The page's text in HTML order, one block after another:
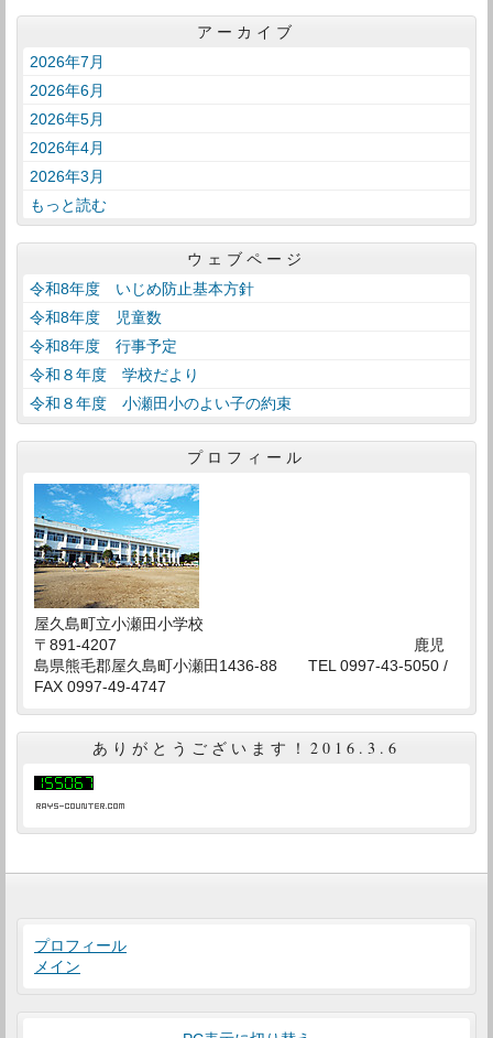
アーカイブ
2026年7月
2026年6月
2026年5月
2026年4月
2026年3月
もっと読む
ウェブページ
令和8年度 いじめ防止基本方針
令和8年度 児童数
令和8年度 行事予定
令和８年度 学校だより
令和８年度 小瀬田小のよい子の約束
プロフィール
屋久島町立小瀬田小学校
〒891-4207 鹿児
島県熊毛郡屋久島町小瀬田1436-88 TEL 0997-43-5050 /
FAX 0997-49-4747
ありがとうございます！2016.3.6
プロフィール
メイン